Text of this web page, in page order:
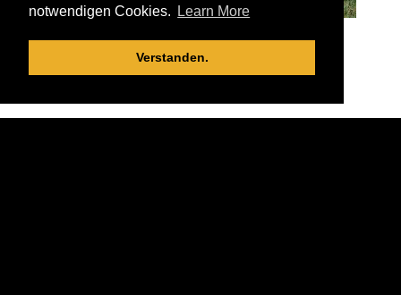
notwendigen Cookies.
Learn More
Verstanden.